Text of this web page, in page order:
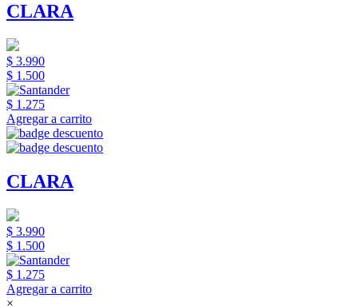
CLARA
$ 3.990
$ 1.500
$ 1.275
Agregar a carrito
CLARA
$ 3.990
$ 1.500
$ 1.275
Agregar a carrito
×